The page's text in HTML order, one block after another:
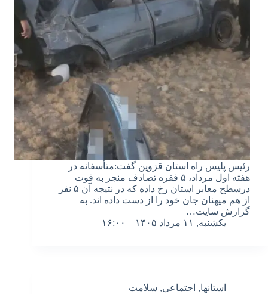
رئیس پلیس راه استان قزوین گفت:متأسفانه در
هفته اول مرداد، ۵ فقره تصادف منجر به فوت
درسطح معابر استان رخ داده که در نتیجه آن ۵ نفر
از هم میهنان جان خود را از دست داده اند. به
گزارش سایت…
یکشنبه, ۱۱ مرداد ۱۴۰۵ – ۱۶:۰۰
استانها, اجتماعی, سلامت